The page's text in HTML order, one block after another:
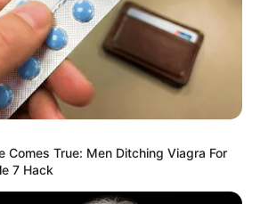
Comes True: Men Ditching Viagra For
7 Hack